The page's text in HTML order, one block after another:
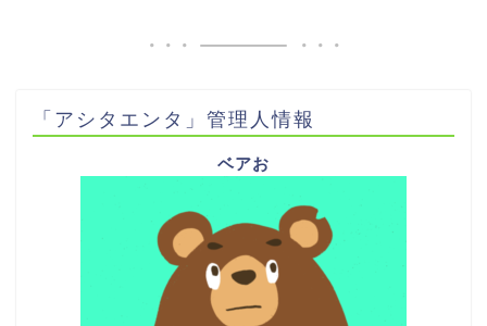
「アシタエンタ」管理人情報
ベアお